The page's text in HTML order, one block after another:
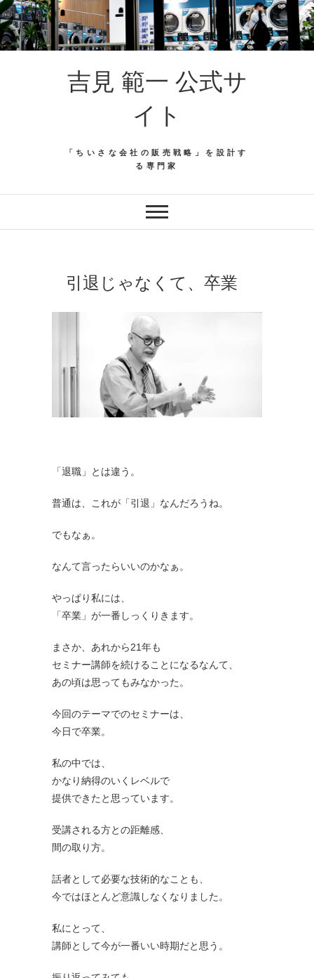
吉見 範一 公式サ
イト
「ちいさな会社の販売戦略」を設計す
る専門家
引退じゃなくて、卒業
「退職」とは違う。
普通は、これが「引退」なんだろうね。
でもなぁ。
なんて言ったらいいのかなぁ。
やっぱり私には、
「卒業」が一番しっくりきます。
まさか、あれから21年も
セミナー講師を続けることになるなんて、
あの頃は思ってもみなかった。
今回のテーマでのセミナーは、
今日で卒業。
私の中では、
かなり納得のいくレベルで
提供できたと思っています。
受講される方との距離感、
間の取り方。
話者として必要な技術的なことも、
今ではほとんど意識しなくなりました。
私にとって、
講師として今が一番いい時期だと思う。